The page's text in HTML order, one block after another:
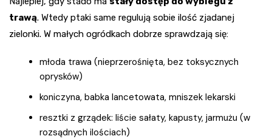
trawą. Wtedy ptaki same regulują sobie ilość zjadanej
zielonki. W małych ogródkach dobrze sprawdzają się:
młoda trawa (nieprzerośnięta, bez toksycznych
oprysków)
koniczyna, babka lancetowata, mniszek lekarski
resztki z grządek: liście sałaty, kapusty, jarmużu (w
rozsądnych ilościach)